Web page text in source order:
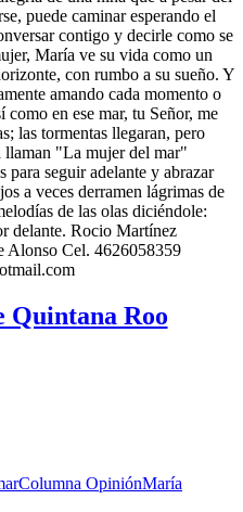
puede caminar esperando el
contigo y decirle como se
María ve su vida como un
con rumbo a su sueño. Y
amando cada momento o
en ese mar, tu Señor, me
las tormentas llegaran, pero
llaman "La mujer del mar"
para seguir adelante y abrazar
a veces derramen lágrimas de
de las olas diciéndole:
delante. Rocio Martínez
Alonso Cel. 4626058359
Quintana Roo
Columna OpiniónMaría